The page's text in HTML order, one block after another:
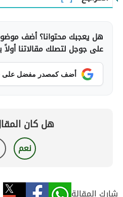
هل يعجبك محتوانا؟ أضف
على جوجل لتصلك مقالاتنا أولاً
أضف كمصدر مفضل على Google
هل كان
نعم
شارك المقالة